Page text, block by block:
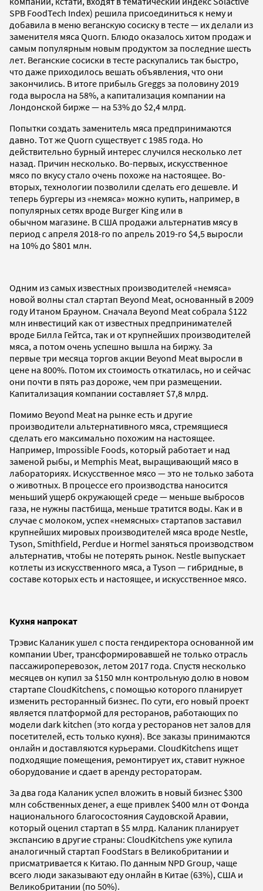
SPB FoodTech Index) решила присоединиться к нему и
добавила в меню веганскую сосиску в тесте — их делали из
заменителя мяса Quorn. Блюдо оказалось хитом продаж и
самым популярным новым продуктом за последние шесть
лет. Веганские сосиски в тесте раскупались так быстро,
что даже приходилось вешать объявления, что они
закончились. В итоге прибыль Greggs за половину 2019
года выросла на 58%, а капитализация компании на
Лондонской бирже — на 53% до $2,4 млрд.
Попытки создать заменитель мяса предпринимаются
давно. Тот же Quorn существует с 1985 года. Но
действительно бурный интерес случился несколько лет
назад. Причин несколько. Во-первых, искусственное
мясо по вкусу стало очень похоже на настоящее. Во-
вторых, технологии позволили сделать его дешевле. И
теперь бургеры из «немяса» можно купить, например, в
популярных сетях вроде Burger King или в
обычном магазине. В США продажи альтернатив мясу в
период с апреля 2018-го по апрель 2019-го $4,5 выросли
на 10% до $801 млн.
Одним из самых известных производителей «немяса»
новой волны стал стартап Beyond Meat, основанный в 2009
году Итаном Брауном. Сначала Beyond Meat собрала $122
млн инвестиций как от известных предпринимателей
вроде Билла Гейтса, так и от крупнейших производителей
мяса, а потом очень успешно вышла на биржу. За
первые три месяца торгов акции Beyond Meat выросли в
цене на 800%. Потом их стоимость откатилась, но и сейчас
они почти в пять раз дороже, чем при размещении.
Капитализация компании составляет $7,8 млрд.
Помимо Beyond Meat на рынке есть и другие
производители альтернативного мяса, стремящиеся
сделать его максимально похожим на настоящее.
Например, Impossible Foods, который работает и над
заменой рыбы, и Memphis Meat, выращивающий мясо в
лабораториях. Искусственное мясо — это не только забота
о животных. В процессе его производства наносится
меньший ущерб окружающей среде — меньше выбросов
газа, не нужны пастбища, меньше тратится воды. Как и в
случае с молоком, успех «немясных» стартапов заставил
крупнейших мировых производителей мяса вроде Nestle,
Tyson, Smithfield, Perdue и Hormel заняться производством
альтернатив, чтобы не потерять рынок. Nestle выпускает
котлеты из искусственного мяса, а Tyson — гибридные, в
составе которых есть и настоящее, и искусственное мясо.
Кухня напрокат
Трэвис Каланик ушел с поста гендиректора основанной им
компании Uber, трансформировавшей не только отрасль
пассажироперевозок, летом 2017 года. Спустя несколько
месяцев он купил за $150 млн контрольную долю в новом
стартапе CloudKitchens, с помощью которого планирует
изменить ресторанный бизнес. По сути, его новый проект
является платформой для ресторанов, работающих по
модели dark kitchen (это когда у ресторанов нет залов для
посетителей, есть только кухня). Все заказы принимаются
онлайн и доставляются курьерами. CloudKitchens ищет
подходящие помещения, ремонтирует их, ставит нужное
оборудование и сдает в аренду рестораторам.
За два года Каланик успел вложить в новый бизнес $300
млн собственных денег, а еще привлек $400 млн от Фонда
национального благосостояния Саудовской Аравии,
который оценил стартап в $5 млрд. Каланик планирует
экспансию в другие страны: CloudKitchens уже купила
аналогичный стартап FoodStars в Великобритании и
присматривается к Китаю. По данным NPD Group, чаще
всего люди заказывают еду онлайн в Китае (63%), США и
Великобритании (по 50%).